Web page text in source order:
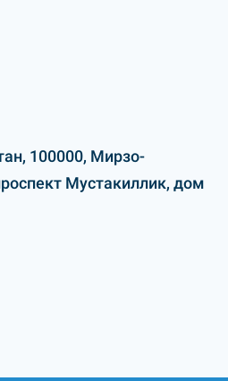
100000, Мирзо-
Мустакиллик, дом